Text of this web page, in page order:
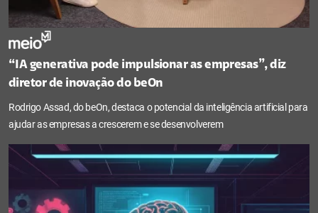
“IA generativa pode impulsionar as empresas”, diz
diretor de inovação do beOn
Rodrigo Assad, do beOn, destaca o potencial da inteligência artificial para
ajudar as empresas a crescerem e se desenvolverem